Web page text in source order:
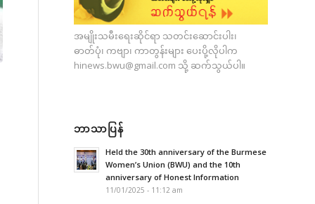
အမျိုးသမီးရေးဆိုင်ရာ သတင်းဆောင်းပါး၊
ဓာတ်ပုံ၊ ကဗျာ၊ ကာတွန်းများ ပေးပို့လိုပါက
hinews.bwu@gmail.com သို့ ဆက်သွယ်ပါ။
ဘာသာပြန်
Held the 30th anniversary of the Burmese
Women’s Union (BWU) and the 10th
anniversary of Honest Information
11/01/2025 - 11:12 am